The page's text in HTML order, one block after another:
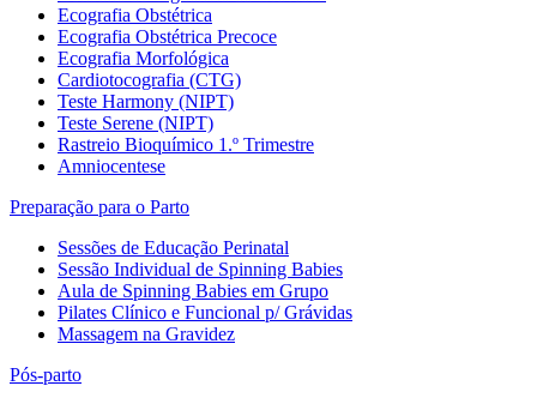
Ecografia Obstétrica
Ecografia Obstétrica Precoce
Ecografia Morfológica
Cardiotocografia (CTG)
Teste Harmony (NIPT)
Teste Serene (NIPT)
Rastreio Bioquímico 1.º Trimestre
Amniocentese
Preparação para o Parto
Sessões de Educação Perinatal
Sessão Individual de Spinning Babies
Aula de Spinning Babies em Grupo
Pilates Clínico e Funcional p/ Grávidas
Massagem na Gravidez
Pós-parto